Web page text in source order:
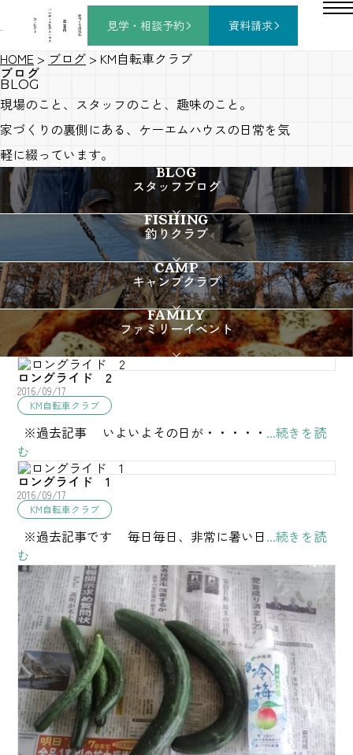
コ
ン
セ
プ
ト
バ
ー
チ
ャ
ル
モ
デ
ル
ハ
ウ
ス
施
工
事
例
家
づ
く
り
の
流
れ
見学・相談予約 資料請求
HOME > ブログ > KM自転車クラブ
ブログ
BLOG
現場のこと、スタッフのこと、趣味のこと。
家づくりの裏側にある、ケーエムハウスの日常を気
軽に綴っています。
BLOG
スタッフブログ
FISHING
釣りクラブ
CAMP
キャンプクラブ
FAMILY
ファミリーイベント
ロングライド 2
2016/09/17
KM自転車クラブ
※過去記事 いよいよその日が・・・・・ ...続きを読
む
ロングライド 1
2016/09/17
KM自転車クラブ
※過去記事です 毎日毎日、非常に暑い日 ...続きを読
む